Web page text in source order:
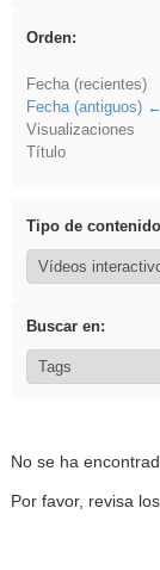
Orden:
Fecha (recientes)
Fecha (antiguos)
Visualizaciones
Título
Tipo de
Buscar en:
No se ha
Por favor, revisa